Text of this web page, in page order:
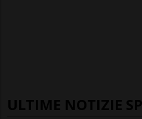
ULTIME NOTIZIE